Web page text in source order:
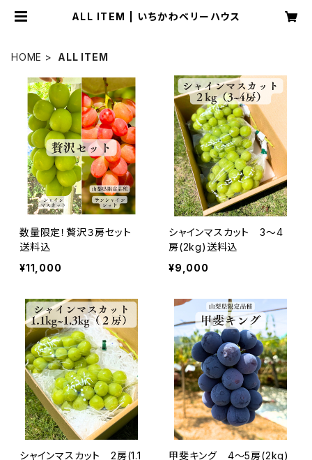
ALL ITEM | いちかわベリーハウス
HOME ALL ITEM
数量限定！贅沢３房セット
送料込
¥11,000
シャインマスカット 3～4
房(2kg)送料込
¥9,000
シャインマスカット 2房(1.1
甲斐キング 4〜5房(2kg)